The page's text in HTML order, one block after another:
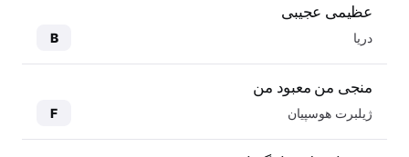
عظیمی عجیبی
دریا B
منجی من معبود من
ژیلبرت هوسپیان F